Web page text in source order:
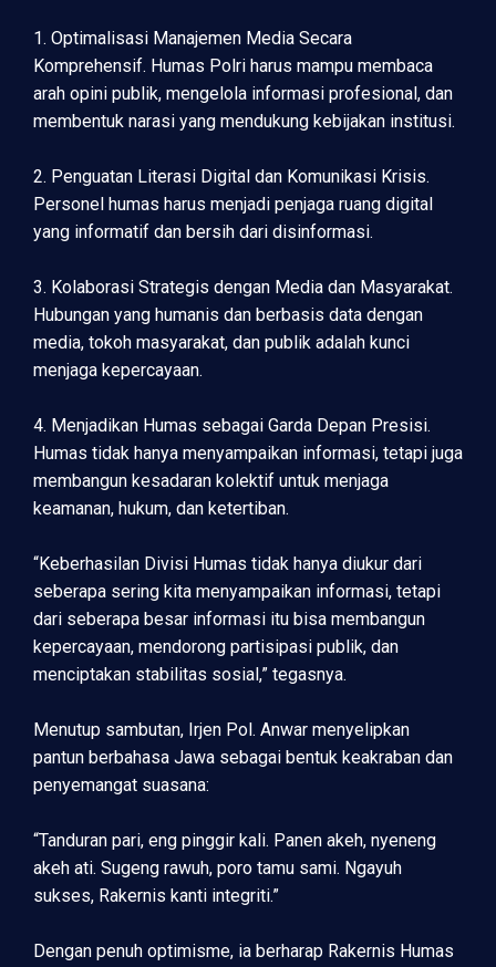
1. Optimalisasi Manajemen Media Secara
Komprehensif. Humas Polri harus mampu membaca
arah opini publik, mengelola informasi profesional, dan
membentuk narasi yang mendukung kebijakan institusi.
2. Penguatan Literasi Digital dan Komunikasi Krisis.
Personel humas harus menjadi penjaga ruang digital
yang informatif dan bersih dari disinformasi.
3. Kolaborasi Strategis dengan Media dan Masyarakat.
Hubungan yang humanis dan berbasis data dengan
media, tokoh masyarakat, dan publik adalah kunci
menjaga kepercayaan.
4. Menjadikan Humas sebagai Garda Depan Presisi.
Humas tidak hanya menyampaikan informasi, tetapi juga
membangun kesadaran kolektif untuk menjaga
keamanan, hukum, dan ketertiban.
“Keberhasilan Divisi Humas tidak hanya diukur dari
seberapa sering kita menyampaikan informasi, tetapi
dari seberapa besar informasi itu bisa membangun
kepercayaan, mendorong partisipasi publik, dan
menciptakan stabilitas sosial,” tegasnya.
Menutup sambutan, Irjen Pol. Anwar menyelipkan
pantun berbahasa Jawa sebagai bentuk keakraban dan
penyemangat suasana:
“Tanduran pari, eng pinggir kali. Panen akeh, nyeneng
akeh ati. Sugeng rawuh, poro tamu sami. Ngayuh
sukses, Rakernis kanti integriti.”
Dengan penuh optimisme, ia berharap Rakernis Humas